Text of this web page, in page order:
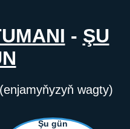
- ŞU
(enjamyňyzyň wagty)
Şu gün